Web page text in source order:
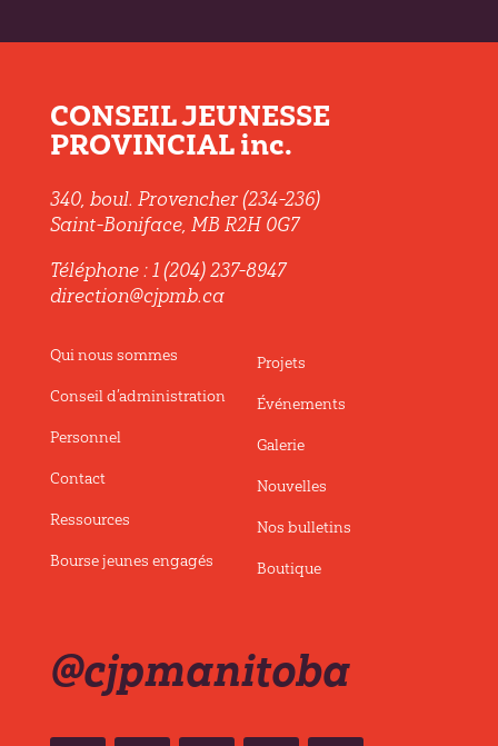
CONSEIL JEUNESSE
PROVINCIAL inc.
340, boul. Provencher (234-236)
Saint-Boniface, MB R2H 0G7
Téléphone : 1 (204) 237-8947
direction@cjpmb.ca
Qui nous sommes
Conseil d’administration
Personnel
Contact
Ressources
Bourse jeunes engagés
Projets
Événements
Galerie
Nouvelles
Nos bulletins
Boutique
@cjpmanitoba